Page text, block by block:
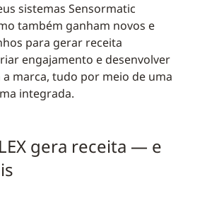
sistemas Sensormatic
também ganham novos e
para gerar receita
engajamento e desenvolver
marca, tudo por meio de uma
integrada.
gera receita — e